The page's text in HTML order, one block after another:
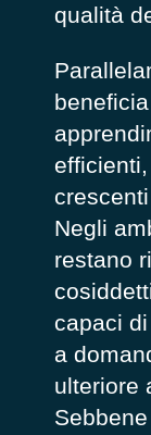
qualità
Negli
restano
capaci
a
ulteriore